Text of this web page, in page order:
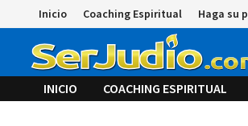
al
contenido
Inicio Coaching Espiritual Haga su
INICIO COACHING ESPIRITUAL